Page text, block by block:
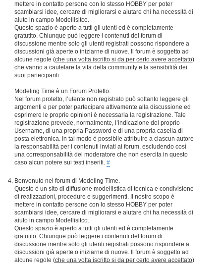
mettere in contatto persone con lo stesso HOBBY per poter
scambiarsi idee, cercare di migliorarsi e aiutare chi ha necessità di
aiuto in campo Modellisitco.
Questo spazio è aperto a tutti gli utenti ed è completamente
gratutito. Chiunque può leggere i contenuti del forum di
discussione mentre solo gli utenti registrati possono rispondere a
discussioni già aperte o iniziarne di nuove. Il forum è soggetto ad
alcune regole (che una volta iscritto si da per certo avere accettato)
che vanno a cautelare la vita della community e la sensibilità dei
suoi partecipanti:
Modeling Time è un Forum Protetto.
Nel forum protetto, l’utente non registrato può soltanto leggere gli
argomenti e per poter partecipare attivamente alla discussione ed
esprimere le proprie opinioni è necessaria la registrazione. Tale
registrazione prevede, normalmente, l’indicazione del proprio
Username, di una propria Password e di una propria casella di
posta elettronica. In tal modo è possibile attribuire a ciascun autore
la responsabilità per i contenuti inviati ai forum, escludendo così
una corresponsabilità del moderatore che non esercita in questo
caso alcun potere sui testi inseriti. #
Benvenuto nel forum di Modeling Time.
Questo è un sito di diffusione modellistica di tecnica e condivisione
di realizzazioni, procedure e suggerimenti. Il nostro scopo è
mettere in contatto persone con lo stesso HOBBY per poter
scambiarsi idee, cercare di migliorarsi e aiutare chi ha necessità di
aiuto in campo Modellisitco.
Questo spazio è aperto a tutti gli utenti ed è completamente
gratutito. Chiunque può leggere i contenuti del forum di
discussione mentre solo gli utenti registrati possono rispondere a
discussioni già aperte o iniziarne di nuove. Il forum è soggetto ad
alcune regole (che una volta iscritto si da per certo avere accettato)